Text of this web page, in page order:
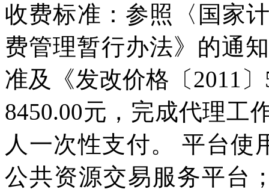
收费标准：参照〈国家
费管理暂行办法》的通
准及《发改价格〔2011
8450.00元，完成代理工
人一次性支付。 平台使
公共资源交易服务平台